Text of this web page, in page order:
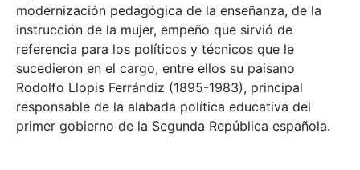
modernización pedagógica de la enseñanza, de la
instrucción de la mujer, empeño que sirvió de
referencia para los políticos y técnicos que le
sucedieron en el cargo, entre ellos su paisano
Rodolfo Llopis Ferrándiz (1895-1983), principal
responsable de la alabada política educativa del
primer gobierno de la Segunda República española.